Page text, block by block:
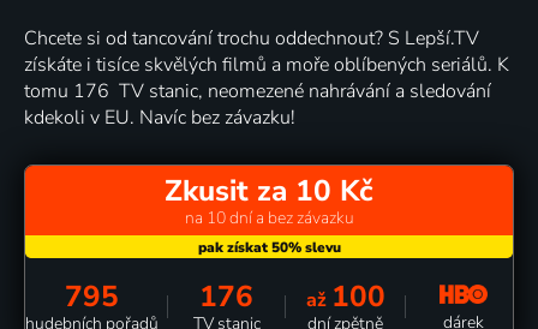
Chcete si od tancování trochu oddechnout? S Lepší.TV
získáte i tisíce skvělých filmů a moře oblíbených seriálů. K
tomu 176 TV stanic, neomezené nahrávání a sledování
kdekoli v EU. Navíc bez závazku!
Zkusit za 10 Kč
na 10 dní a bez závazku
795
hudebních pořadů
176
TV stanic
až 100
dní zpětně dárek